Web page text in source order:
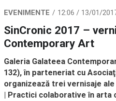
EVENIMENTE 12:06 / 13/01/
SinCronic 2017 –
Contemporary Art
Galeria Galateea
132), în parteneriat cu
organizează trei vernisaje
| Practici colaborative în arta